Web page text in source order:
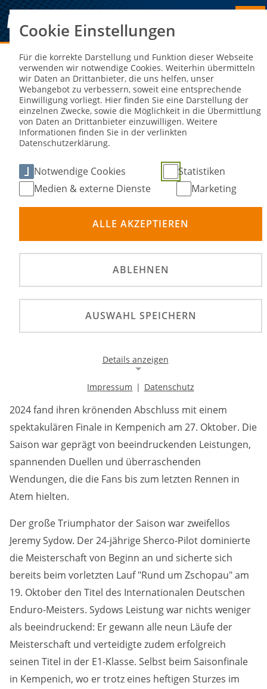
Sie sind hier: NEWS
Saisonabschluss der Enduro-
Meisterschaft 2024: Die Champions
stehen fest
Jeremy Sydow wurde 2024 Internationaler
Deutscher Enduro-Meister und E1-Champion,
während Davide von Zitzewitz und Matyas Chlum
Mannschaftsmeisterschaft sicherte.
Die Internationale Deutsche Enduro-Meisterschaft
2024 fand ihren krönenden Abschluss mit einem
spektakulären Finale in Kempenich am 27. Oktober. Die
Saison war geprägt von beeindruckenden Leistungen,
spannenden Duellen und überraschenden
Wendungen, die die Fans bis zum letzten Rennen in
Atem hielten.
Der große Triumphator der Saison war zweifellos
Jeremy Sydow. Der 24-jährige Sherco-Pilot dominierte
die Meisterschaft von Beginn an und sicherte sich
bereits beim vorletzten Lauf "Rund um Zschopau" am
19. Oktober den Titel des Internationalen Deutschen
Enduro-Meisters. Sydows Leistung war nichts weniger
als beeindruckend: Er gewann alle neun Läufe der
Meisterschaft und verteidigte zudem erfolgreich
seinen Titel in der E1-Klasse. Selbst beim Saisonfinale
in Kempenich, wo er trotz eines heftigen Sturzes im
Cookie Einstellungen
Für die korrekte Darstellung und Funktion dieser Webseite
verwenden wir notwendige Cookies. Weiterhin übermitteln
wir Daten an Drittanbieter, die uns helfen, unser
Webangebot zu verbessern, soweit eine entsprechende
Einwilligung vorliegt. Hier finden Sie eine Darstellung der
einzelnen Zwecke, sowie die Möglichkeit in die Übermittlung
von Daten an Drittanbieter einzuwilligen. Weitere
Informationen finden Sie in der verlinkten
Datenschutzerklärung.
Notwendige Cookies
Statistiken
Medien & externe Dienste
Marketing
ALLE AKZEPTIEREN
ABLEHNEN
AUSWAHL SPEICHERN
Details anzeigen
Notwendige Cookies ermöglichen die Kernfunktionalität
einer Website. Sie helfen dabei, die Website nutzbar zu
machen, indem sie grundlegende Funktionen
ermöglichen. Ohne diese Cookies kann die Website nicht
richtig funktionieren.
Background Image
gw-cookie-bgimage
Anbieter:
DMSB
Zweck:
Dieser Cookie speichert Informationen zu
verwendeten Hintergrundbildern der Website.
Cookie Laufzeit:
24 Stunden
Impressum | Datenschutz